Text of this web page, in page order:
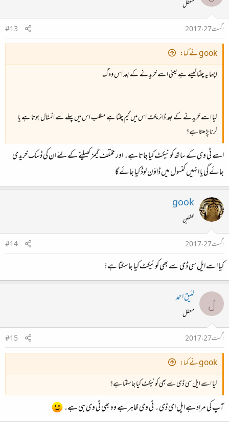
معطل
اگست 27، 2017
#13
gook نے کہا:
اچھا یہ چلتا کیسے ہے یعنی اسے خریدنے کے بعد اس وہ گ
کیا اسے خریدنے کے بعد ڈائریکٹ اس میں گیم چلتا ہے مطلب اس میں پہلے سے انسٹال ہوتا ہے یا
کرنا پڑھتا ہے؟
اسے ٹی وی کے ساتھ کونیکٹ کیا جاتا ہے۔ اور مختلف گیمز کھیلنے کے لئے ان کی ڈسک خریدی
جائے گی یا انہیں کنسول میں ڈاؤن لوڈ کیا جائے گا
gook
محفلین
اگست 27، 2017
#14
کیا اسے ایل سی ڈی سے بھی کونیکٹ کیا جاسکتا ہے؟
ل لئیق احمد
معطل
اگست 27، 2017
#15
gook نے کہا:
کیا اسے ایل سی ڈی سے بھی کونیکٹ کیا جاسکتا ہے؟
آپ کی مراد ہے ایل ای ڈی ۔ ٹی وی ظاہر ہے وہ بھی ٹی وی ہی ہے۔